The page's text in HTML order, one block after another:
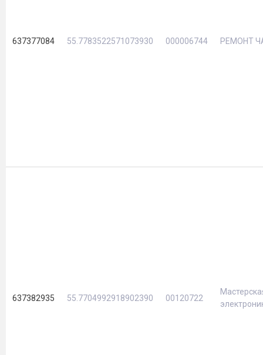
637377084 55.7783522571073930 000006744 РЕМОНТ
637382935 55.7704992918902390 00120722